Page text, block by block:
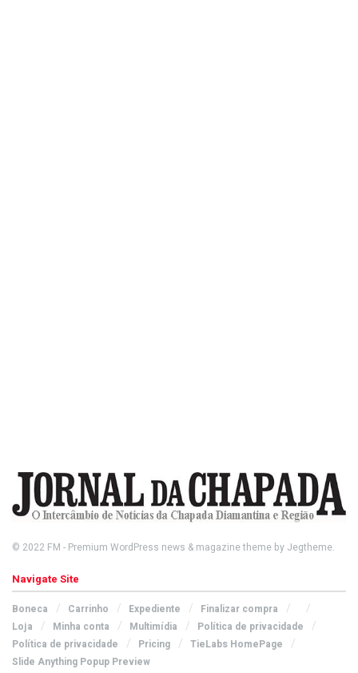
© 2022 FM - Premium WordPress news & magazine theme by Jegtheme.
Navigate Site
Boneca Carrinho Expediente
Finalizar compra
Loja
Minha conta Multimídia
Política de privacidade
Política de privacidade
Pricing
TieLabs HomePage
Slide Anything Popup Preview